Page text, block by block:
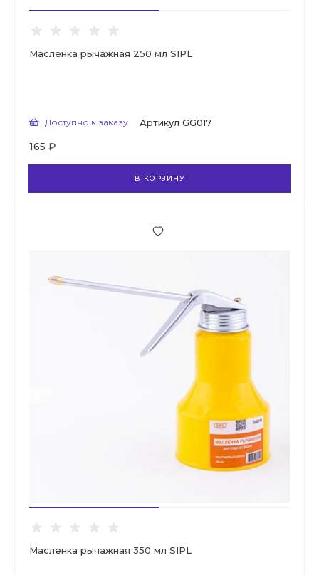
Масленка рычажная 250 мл SIPL
Доступно к заказу Артикул GG017
165 ₽
В КОРЗИНУ
Масленка рычажная 350 мл SIPL